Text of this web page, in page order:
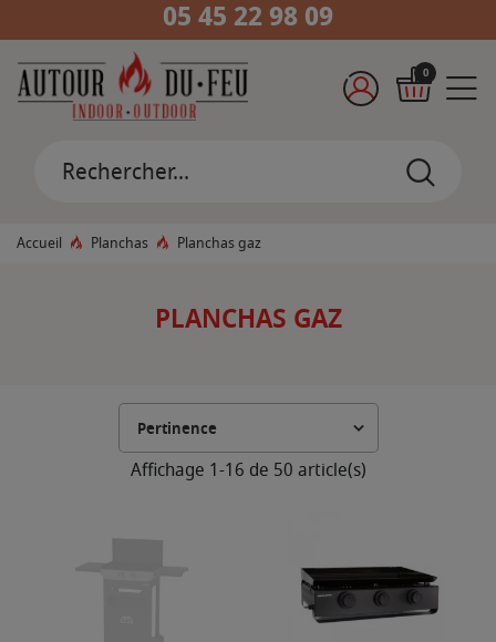
05 45 22 98 09
0
Accueil Planchas Planchas gaz
PLANCHAS GAZ
Affichage 1-16 de 50 article(s)